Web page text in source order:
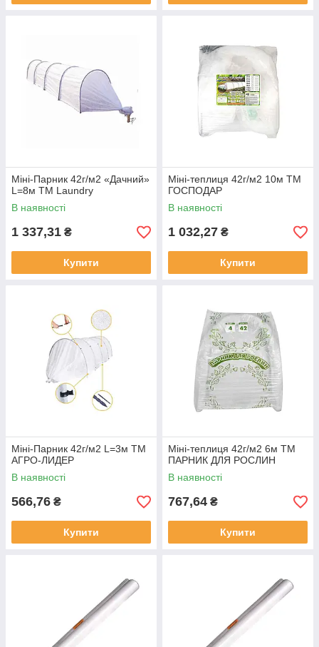
Міні-Парник 42г/м2 «Дачний»
L=8м ТМ Laundry
В наявності
1 337,31 ₴
Купити
Міні-теплиця 42г/м2 10м ТМ
ГОСПОДАР
В наявності
1 032,27 ₴
Купити
Міні-Парник 42г/м2 L=3м ТМ
АГРО-ЛИДЕР
В наявності
566,76 ₴
Купити
Міні-теплиця 42г/м2 6м ТМ
ПАРНИК ДЛЯ РОСЛИН
В наявності
767,64 ₴
Купити